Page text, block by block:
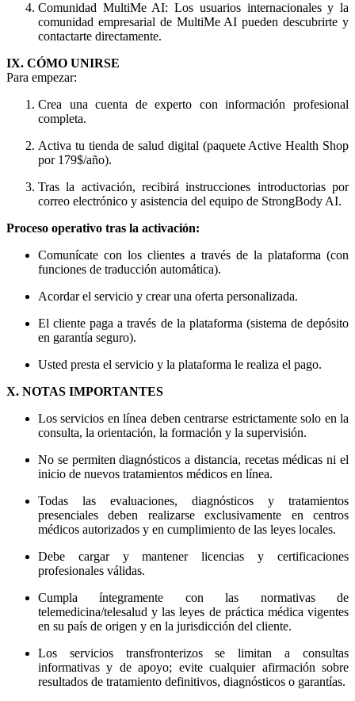
Comunidad MultiMe AI: Los usuarios internacionales y la
comunidad empresarial de MultiMe AI pueden descubrirte y
contactarte directamente.
IX. CÓMO UNIRSE
Para empezar:
Crea una cuenta de experto con información profesional
completa.
Activa tu tienda de salud digital (paquete Active Health Shop
por 179$/año).
Tras la activación, recibirá instrucciones introductorias por
correo electrónico y asistencia del equipo de StrongBody AI.
Proceso operativo tras la activación:
Comunícate con los clientes a través de la plataforma (con
funciones de traducción automática).
Acordar el servicio y crear una oferta personalizada.
El cliente paga a través de la plataforma (sistema de depósito
en garantía seguro).
Usted presta el servicio y la plataforma le realiza el pago.
X. NOTAS IMPORTANTES
Los servicios en línea deben centrarse estrictamente solo en la
consulta, la orientación, la formación y la supervisión.
No se permiten diagnósticos a distancia, recetas médicas ni el
inicio de nuevos tratamientos médicos en línea.
Todas las evaluaciones, diagnósticos y tratamientos
presenciales deben realizarse exclusivamente en centros
médicos autorizados y en cumplimiento de las leyes locales.
Debe cargar y mantener licencias y certificaciones
profesionales válidas.
Cumpla íntegramente con las normativas de
telemedicina/telesalud y las leyes de práctica médica vigentes
en su país de origen y en la jurisdicción del cliente.
Los servicios transfronterizos se limitan a consultas
informativas y de apoyo; evite cualquier afirmación sobre
resultados de tratamiento definitivos, diagnósticos o garantías.